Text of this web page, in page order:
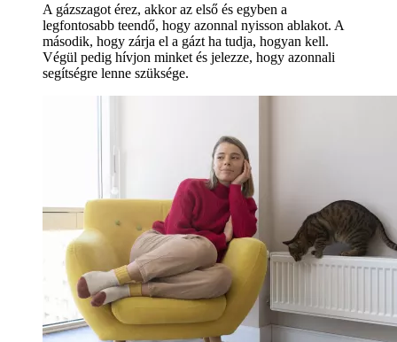
A gázszagot érez, akkor az első és egyben a
legfontosabb teendő, hogy azonnal nyisson ablakot. A
második, hogy zárja el a gázt ha tudja, hogyan kell.
Végül pedig hívjon minket és jelezze, hogy azonnali
segítségre lenne szüksége.